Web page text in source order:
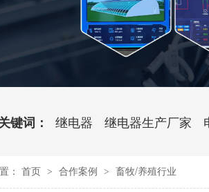
电磁继电器及插座
新能源继电器
热电阻
传感器端子台
键词： 继电器 继电器生产厂家
： 首页 > 合作案例 > 畜牧/养殖行业